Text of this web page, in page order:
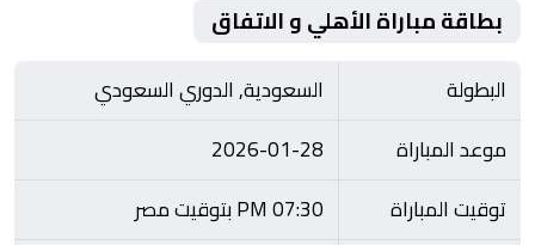
بطاقة مباراة الأهلي و الاتفاق
البطولة
السعودية, الدوري السعودي
موعد المباراة
2026-01-28
توقيت المباراة
07:30 PM بتوقيت مصر